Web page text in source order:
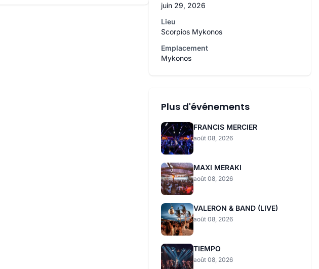
juin 29, 2026
Lieu
Scorpios Mykonos
Emplacement
Mykonos
Plus d'événements
FRANCIS MERCIER
août 08, 2026
MAXI MERAKI
août 08, 2026
VALERON & BAND (LIVE)
août 08, 2026
TIEMPO
août 08, 2026